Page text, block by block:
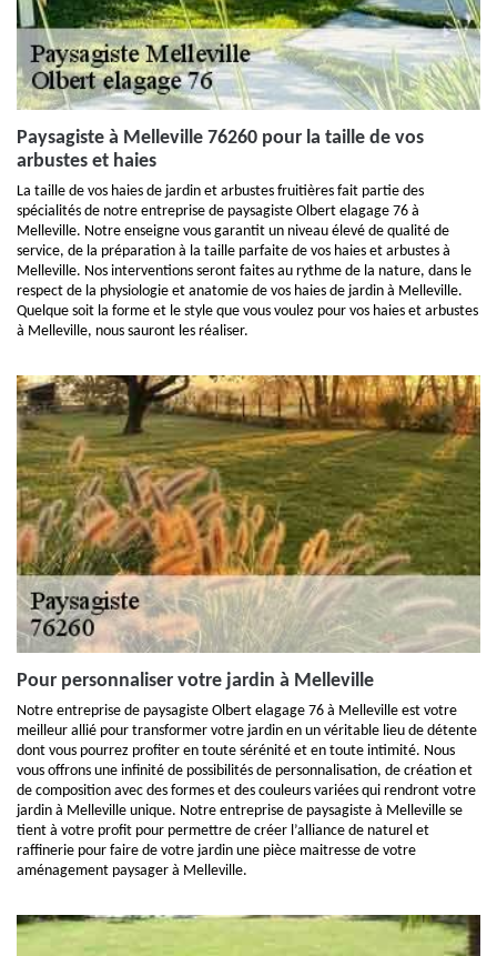
Paysagiste à Melleville 76260 pour la taille de vos
arbustes et haies
La taille de vos haies de jardin et arbustes fruitières fait partie des
spécialités de notre entreprise de paysagiste Olbert elagage 76 à
Melleville. Notre enseigne vous garantit un niveau élevé de qualité de
service, de la préparation à la taille parfaite de vos haies et arbustes à
Melleville. Nos interventions seront faites au rythme de la nature, dans le
respect de la physiologie et anatomie de vos haies de jardin à Melleville.
Quelque soit la forme et le style que vous voulez pour vos haies et arbustes
à Melleville, nous sauront les réaliser.
Pour personnaliser votre jardin à Melleville
Notre entreprise de paysagiste Olbert elagage 76 à Melleville est votre
meilleur allié pour transformer votre jardin en un véritable lieu de détente
dont vous pourrez profiter en toute sérénité et en toute intimité. Nous
vous offrons une infinité de possibilités de personnalisation, de création et
de composition avec des formes et des couleurs variées qui rendront votre
jardin à Melleville unique. Notre entreprise de paysagiste à Melleville se
tient à votre profit pour permettre de créer l’alliance de naturel et
raffinerie pour faire de votre jardin une pièce maitresse de votre
aménagement paysager à Melleville.